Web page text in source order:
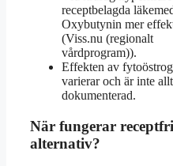
receptbelagda
Oxybutynin mer
(Viss.nu (regionalt
vårdprogram)).
Effekten av
varierar och är inte
dokumenterad.
När fungerar
alternativ?